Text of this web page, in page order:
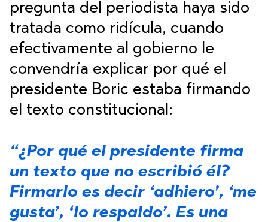
pregunta del periodista haya sido
tratada como ridícula, cuando
efectivamente al gobierno le
convendría explicar por qué el
presidente Boric estaba firmando
el texto constitucional:
“¿Por qué el presidente firma
un texto que no escribió él?
Firmarlo es decir ‘adhiero’, ‘me
gusta’, ‘lo respaldo’. Es una